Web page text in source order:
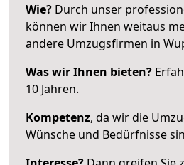
Wie? Durch unser
können wir Ihnen weitaus
andere Umzugsfirmen in
Was wir Ihnen bieten?
10 Jahren.
Kompetenz, da wir die
Wünsche und Bedürfnisse